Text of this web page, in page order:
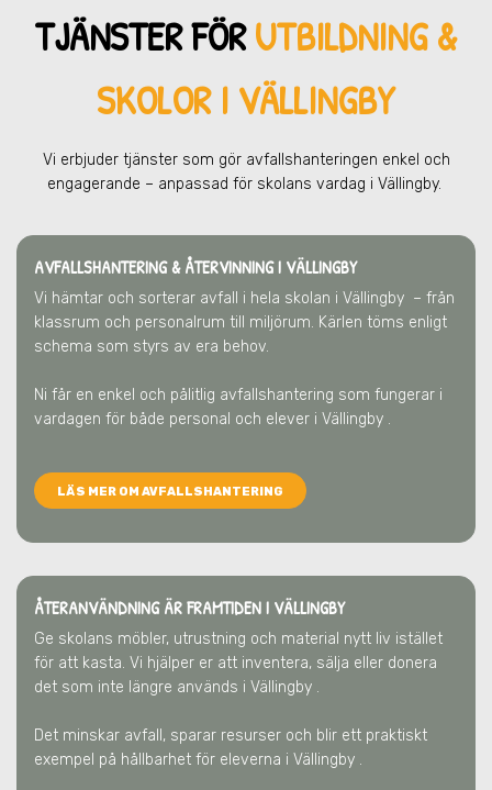
TJÄNSTER FÖRUTBILDNING &
SKOLOR I VÄLLINGBY
Vi erbjuder tjänster som gör avfallshanteringen enkel och
engagerande – anpassad för skolans vardag i Vällingby.
AVFALLSHANTERING & ÅTERVINNINGI VÄLLINGBY
Vi hämtar och sorterar avfall i hela skolan i Vällingby – från
klassrum och personalrum till miljörum. Kärlen töms enligt
schema som styrs av era behov.
Ni får en enkel och pålitlig avfallshantering som fungerar i
vardagen för både personal och elever i Vällingby .
LÄS MER OM AVFALLSHANTERING
ÅTERANVÄNDNING ÄR FRAMTIDENI VÄLLINGBY
Ge skolans möbler, utrustning och material nytt liv istället
för att kasta. Vi hjälper er att inventera, sälja eller donera
det som inte längre används i Vällingby .
Det minskar avfall, sparar resurser och blir ett praktiskt
exempel på hållbarhet för eleverna i Vällingby .